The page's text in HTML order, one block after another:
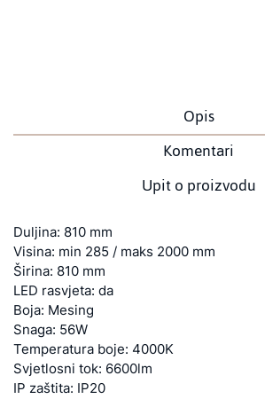
Opis
Komentari
Upit o proizvodu
Duljina: 810 mm
Visina: min 285 / maks 2000 mm
Širina: 810 mm
LED rasvjeta: da
Boja: Mesing
Snaga: 56W
Temperatura boje: 4000K
Svjetlosni tok: 6600lm
IP zaštita: IP20